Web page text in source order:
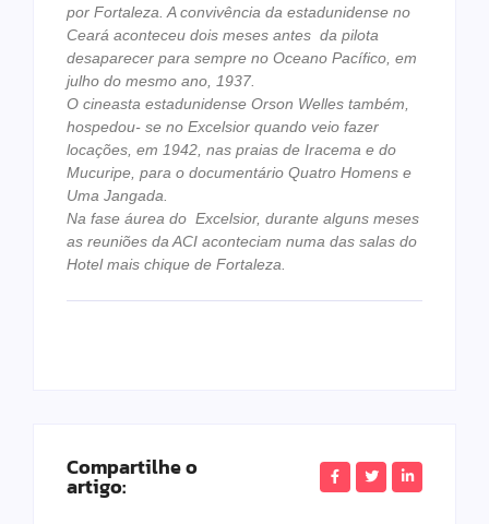
por Fortaleza. A convivência da estadunidense no
Ceará aconteceu dois meses antes da pilota
desaparecer para sempre no Oceano Pacífico, em
julho do mesmo ano, 1937.
O cineasta estadunidense Orson Welles também,
hospedou- se no Excelsior quando veio fazer
locações, em 1942, nas praias de Iracema e do
Mucuripe, para o documentário Quatro Homens e
Uma Jangada.
Na fase áurea do Excelsior, durante alguns meses
as reuniões da ACI aconteciam numa das salas do
Hotel mais chique de Fortaleza.
Compartilhe o
artigo: